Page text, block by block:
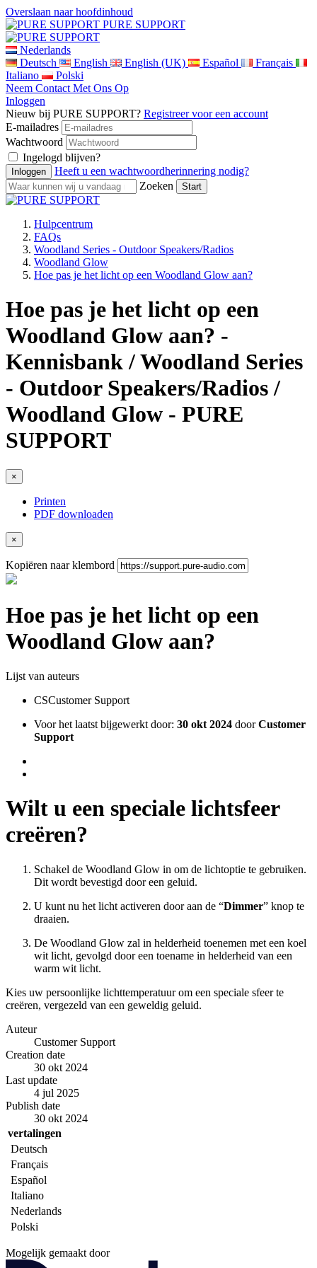
Overslaan naar hoofdinhoud
PURE SUPPORT
Nederlands
Deutsch
English English (UK) Español
Français
Italiano
Polski
Neem Contact Met Ons Op
Inloggen
Nieuw bij PURE SUPPORT? Registreer voor een account
E-mailadres
Wachtwoord
Ingelogd blijven?
Heeft u een wachtwoordherinnering nodig?
Zoeken
Hulpcentrum
FAQs
Woodland Series - Outdoor Speakers/Radios
Woodland Glow
Hoe pas je het licht op een Woodland Glow aan?
Hoe pas je het licht op een
Woodland Glow aan? -
Kennisbank / Woodland Series
- Outdoor Speakers/Radios /
Woodland Glow - PURE
SUPPORT
×
Printen
PDF downloaden
×
Kopiëren naar klembord
Hoe pas je het licht op een
Woodland Glow aan?
Lijst van auteurs
CSCustomer Support
Voor het laatst bijgewerkt door: 30 okt 2024 doorCustomer
Support
Wilt u een speciale lichtsfeer
creëren?
Schakel de Woodland Glow in om de lichtoptie te gebruiken.
Dit wordt bevestigd door een geluid.
U kunt nu het licht activeren door aan de “Dimmer” knop te
draaien.
De Woodland Glow zal in helderheid toenemen met een koel
wit licht, gevolgd door een toename in helderheid van een
warm wit licht.
Kies uw persoonlijke lichttemperatuur om een speciale sfeer te
creëren, vergezeld van een geweldig geluid.
Auteur
Customer Support
Creation date
30 okt 2024
Last update
4 jul 2025
Publish date
30 okt 2024
vertalingen
Deutsch
Français
Español
Italiano
Nederlands
Polski
Mogelijk gemaakt door